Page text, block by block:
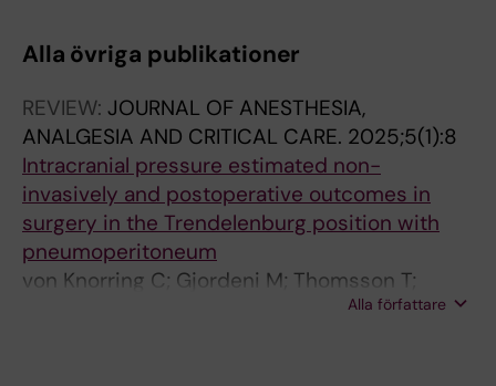
Alla övriga publikationer
REVIEW: JOURNAL OF ANESTHESIA,
ANALGESIA AND CRITICAL CARE. 2025;5(1):8
Intracranial pressure estimated non-
invasively and postoperative outcomes in
surgery in the Trendelenburg position with
pneumoperitoneum
von Knorring C; Gjordeni M; Thomsson T;
Alla författare